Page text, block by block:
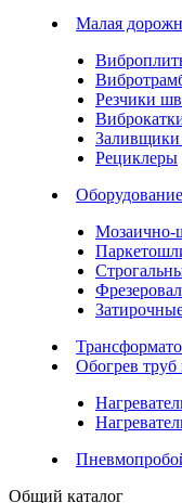
Малая
Резчики
Рециклеры
Обогрев труб
Общий каталог